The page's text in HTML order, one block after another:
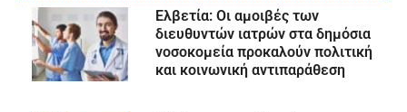
Ελβετία: Οι αμοιβές των
διευθυντών ιατρών στα δημόσια
νοσοκομεία προκαλούν πολιτική
και κοινωνική αντιπαράθεση